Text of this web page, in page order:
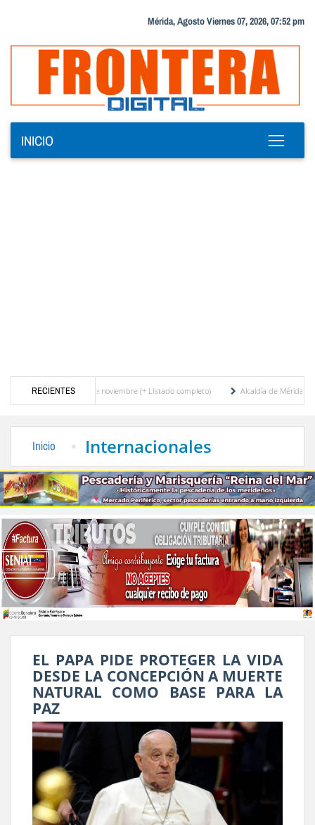
Mérida, Agosto Viernes 07, 2026, 07:52 pm
INICIO
RECIENTES
del 11 de noviembre (+ LIstado completo)
Alcaldía de Mérida y
Inicio Internacionales
EL PAPA PIDE PROTEGER LA VIDA
DESDE LA CONCEPCIÓN A MUERTE
NATURAL COMO BASE PARA LA
PAZ